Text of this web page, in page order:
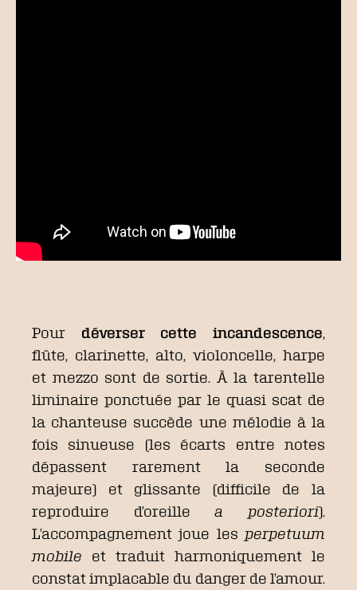
Pour déverser cette incandescence,
flûte, clarinette, alto, violoncelle, harpe
et mezzo sont de sortie. À la tarentelle
liminaire ponctuée par le quasi scat de
la chanteuse succède une mélodie à la
fois sinueuse (les écarts entre notes
dépassent rarement la seconde
majeure) et glissante (difficile de la
reproduire d’oreillea posteriori).
L’accompagnement joue les perpetuum
mobile et traduit harmoniquement le
constat implacable du danger de l’amour.